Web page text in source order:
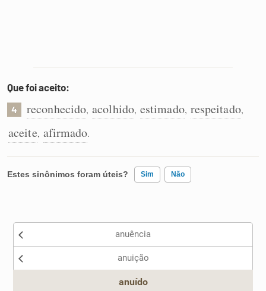
Que foi aceito:
4 reconhecido, acolhido, estimado, respeitado,
aceite, afirmado.
Estes sinônimos foram úteis? Sim Não
Nenhum dos sinônimos apresentados me ajudou
anuência
anuição
anuído